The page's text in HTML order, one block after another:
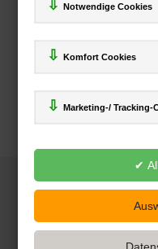
Notwendige Cookies
Komfort Cookies
Marketing-/ Tracking-
Deutsche-
www.deutsche-
Powered by Inooga